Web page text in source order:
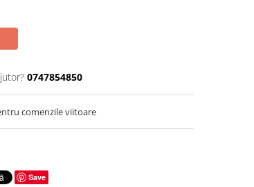
0747854850
comenzile viitoare
Save